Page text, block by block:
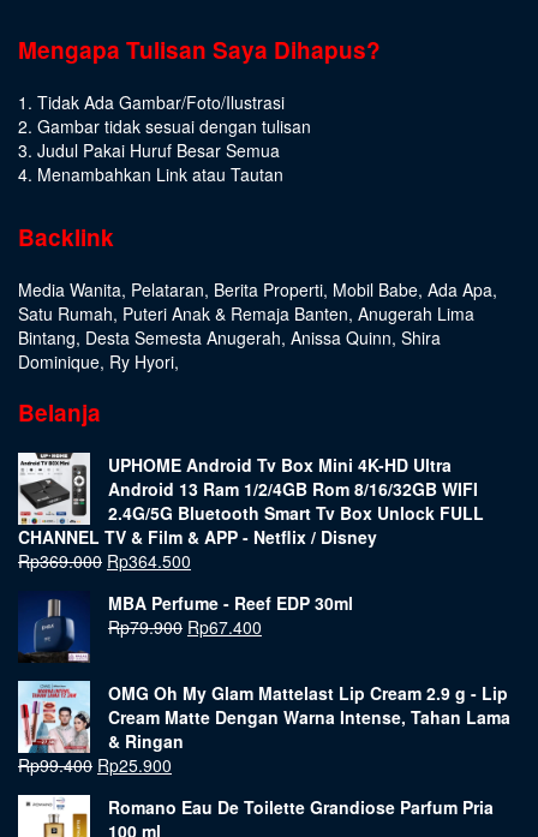
Mengapa Tulisan Saya Dihapus?
1. Tidak Ada Gambar/Foto/Ilustrasi
2. Gambar tidak sesuai dengan tulisan
3. Judul Pakai Huruf Besar Semua
4. Menambahkan Link atau Tautan
Backlink
Media Wanita, Pelataran, Berita Properti, Mobil Babe, Ada Apa,
Satu Rumah, Puteri Anak & Remaja Banten, Anugerah Lima
Bintang, Desta Semesta Anugerah, Anissa Quinn, Shira
Dominique, Ry Hyori,
Belanja
UPHOME Android Tv Box Mini 4K-HD Ultra
Android 13 Ram 1/2/4GB Rom 8/16/32GB WIFI
2.4G/5G Bluetooth Smart Tv Box Unlock FULL
CHANNEL TV & Film & APP - Netflix / Disney
Rp369.000 Rp364.500
MBA Perfume - Reef EDP 30ml
Rp79.900 Rp67.400
OMG Oh My Glam Mattelast Lip Cream 2.9 g - Lip
Cream Matte Dengan Warna Intense, Tahan Lama
& Ringan
Rp99.400 Rp25.900
Romano Eau De Toilette Grandiose Parfum Pria
100 ml